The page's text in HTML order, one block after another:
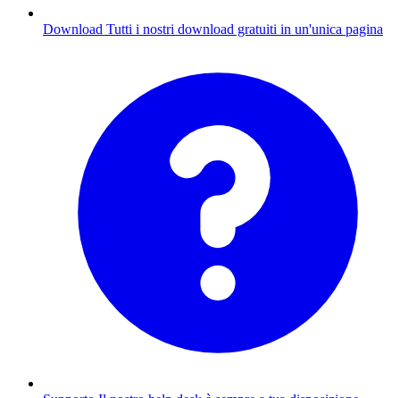
Download Tutti i nostri download gratuiti in un'unica pagina